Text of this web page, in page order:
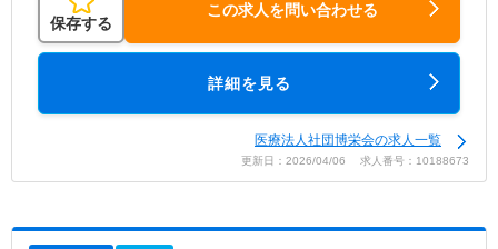
保存する
この求人を問い合わせる
詳細を見る
医療法人社団博栄会の求人一覧
更新日：2026/04/06 求人番号：10188673